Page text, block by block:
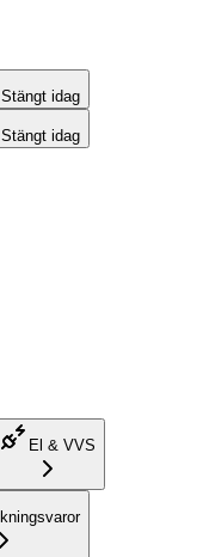
idag
idag
El & VVS